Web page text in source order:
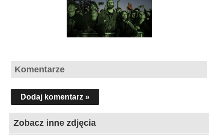
Komentarze
Dodaj komentarz »
Zobacz inne zdjęcia